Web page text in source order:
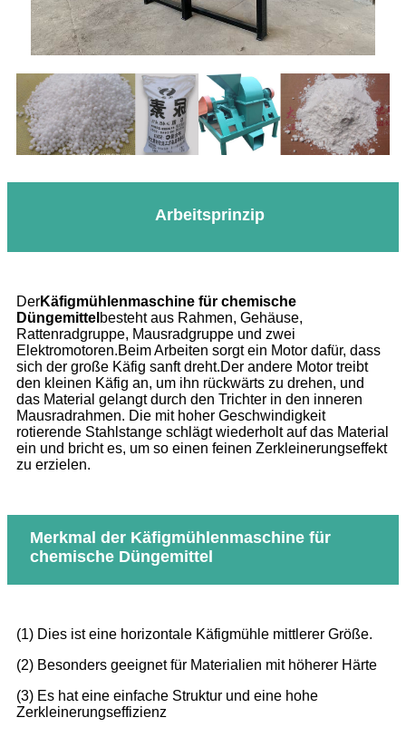
Arbeitsprinzip
DerKäfigmühlenmaschine für chemische
Düngemittel besteht aus Rahmen, Gehäuse,
Rattenradgruppe, Mausradgruppe und zwei
Elektromotoren.Beim Arbeiten sorgt ein Motor dafür, dass
sich der große Käfig sanft dreht.Der andere Motor treibt
den kleinen Käfig an, um ihn rückwärts zu drehen, und
das Material gelangt durch den Trichter in den inneren
Mausradrahmen. Die mit hoher Geschwindigkeit
rotierende Stahlstange schlägt wiederholt auf das Material
ein und bricht es, um so einen feinen Zerkleinerungseffekt
zu erzielen.
Merkmal der Käfigmühlenmaschine für
chemische Düngemittel
(1) Dies ist eine horizontale Käfigmühle mittlerer Größe.
(2) Besonders geeignet für Materialien mit höherer Härte
(3) Es hat eine einfache Struktur und eine hohe
Zerkleinerungseffizienz